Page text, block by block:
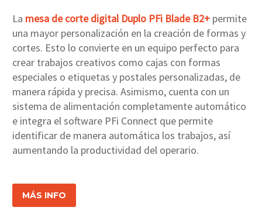
La mesa de corte digital Duplo PFi Blade B2+ permite
una mayor personalización en la creación de formas y
cortes. Esto lo convierte en un equipo perfecto para
crear trabajos creativos como cajas con formas
especiales o etiquetas y postales personalizadas, de
manera rápida y precisa. Asimismo, cuenta con un
sistema de alimentación completamente automático
e integra el software PFi Connect que permite
identificar de manera automática los trabajos, así
aumentando la productividad del operario.
MÁS INFO